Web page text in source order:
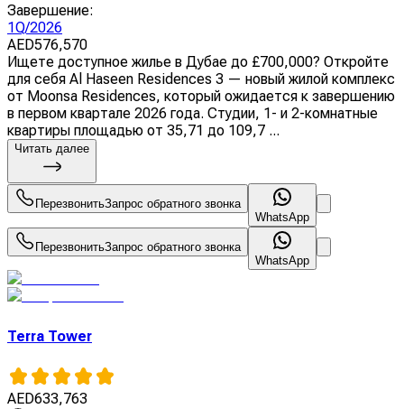
Завершение:
1Q/2026
AED576,570
Ищете доступное жилье в Дубае до £700,000? Откройте
для себя Al Haseen Residences 3 — новый жилой комплекс
от Moonsa Residences, который ожидается к завершению
в первом квартале 2026 года. Студии, 1- и 2-комнатные
квартиры площадью от 35,71 до 109,7 ...
Читать далее
ПерезвонитьЗапрос обратного звонка
WhatsApp
ПерезвонитьЗапрос обратного звонка
WhatsApp
Terra Tower
AED633,763